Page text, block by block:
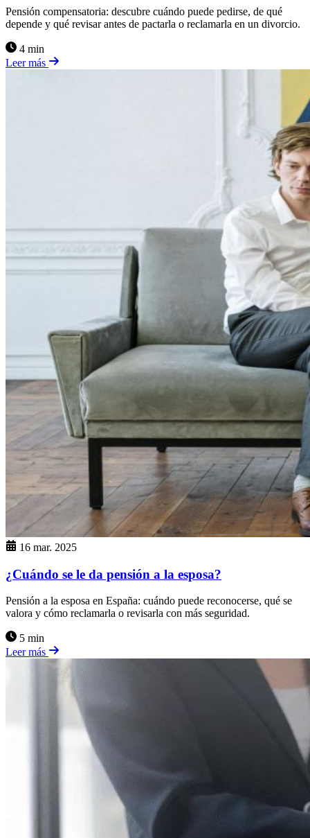
Pensión compensatoria: descubre cuándo puede pedirse, de qué
depende y qué revisar antes de pactarla o reclamarla en un divorcio.
4 min
Leer más
16 mar. 2025
¿Cuándo se le da pensión a la esposa?
Pensión a la esposa en España: cuándo puede reconocerse, qué se
valora y cómo reclamarla o revisarla con más seguridad.
5 min
Leer más